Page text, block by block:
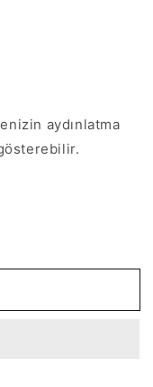
aydınlatma